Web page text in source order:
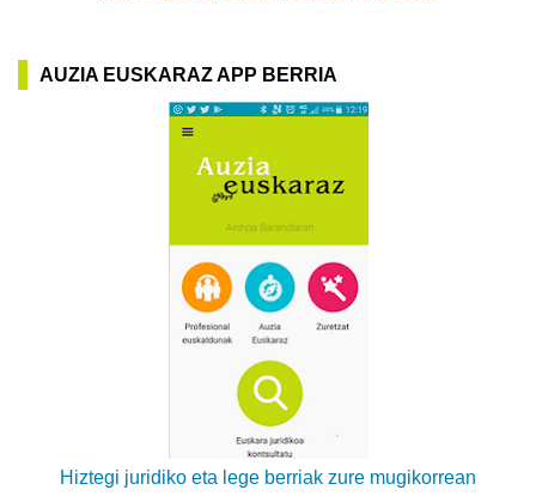
AUZIA EUSKARAZ APP BERRIA
Hiztegi juridiko eta lege berriak zure mugikorrean